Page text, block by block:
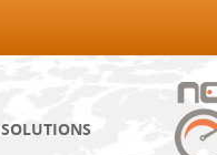
SOLUTIONS